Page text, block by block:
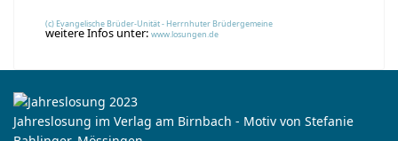
(c) Evangelische Brüder-Unität - Herrnhuter Brüdergemeine
weitere Infos unter: www.losungen.de
Jahreslosung im Verlag am Birnbach - Motiv von Stefanie